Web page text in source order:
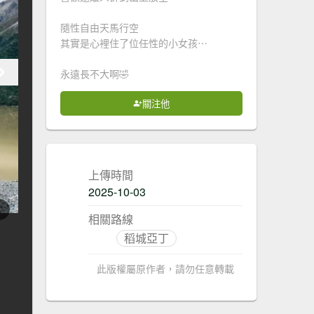
隨性自由天馬行空
其實是心裡住了位任性的小女孩⋯
永遠長不大啊🤣
關注他
上傳時間
2025-10-03
相關路線
稻城亞丁
此版權屬原作者，請勿任意轉載